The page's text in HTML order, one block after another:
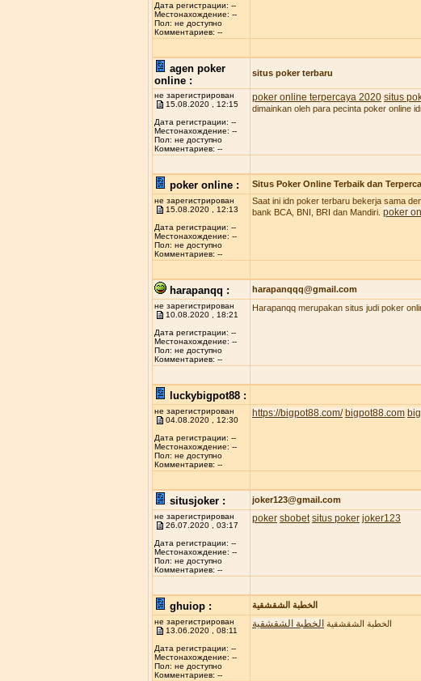
Дата регистрации: --
Местонахождение: --
Пол: не доступно
Комментариев: --
agen poker
online :
situs poker terbaru
не зарегистрирован
15.08.2020 , 12:15
Дата регистрации: --
Местонахождение: --
Пол: не доступно
Комментариев: --
poker online terpercaya 2020 situs
dimainkan oleh para pecinta poker online
poker online : Situs Poker Online Terbaik dan
не зарегистрирован
15.08.2020 , 12:13
Дата регистрации: --
Местонахождение: --
Пол: не доступно
Комментариев: --
Saat ini idn poker terbaru bekerja sama
bank BCA, BNI, BRI dan Mandiri. poker
harapanqq : harapanqqq@gmail.com
не зарегистрирован
10.08.2020 , 18:21
Дата регистрации: --
Местонахождение: --
Пол: не доступно
Комментариев: --
Harapanqq merupakan situs judi poker
luckybigpot88 :
не зарегистрирован
04.08.2020 , 12:30
Дата регистрации: --
Местонахождение: --
Пол: не доступно
Комментариев: --
https://bigpot88.com/ bigpot88.com
situsjoker : joker123@gmail.com
не зарегистрирован
26.07.2020 , 03:17
Дата регистрации: --
Местонахождение: --
Пол: не доступно
Комментариев: --
poker sbobet situs poker joker123
ghuiop : الخطبة الشقشقية
не зарегистрирован
13.06.2020 , 08:11
Дата регистрации: --
Местонахождение: --
Пол: не доступно
Комментариев: --
الخطبة الشقشقية الخطبة الشقشقية